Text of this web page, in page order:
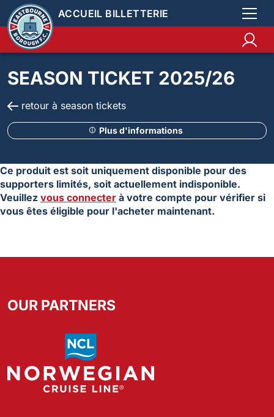
ACCUEIL BILLETTERIE
SEASON TICKET 2025/26
retour à season tickets
Plus d'informations
Ce produit est soit uniquement disponible pour des
supporters limités, soit actuellement indisponible.
Veuillez vous connecter à votre compte pour vérifier si
vous êtes éligible pour l'acheter maintenant.
OUR PARTNERS